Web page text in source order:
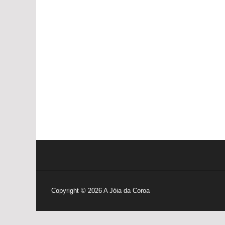
Copyright © 2026 A Jóia da Coroa